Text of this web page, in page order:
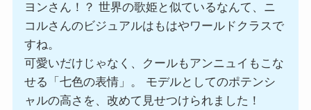
ヨンさん！？ 世界の歌姫と似ているなんて、ニ
コルさんのビジュアルはもはやワールドクラスで
すね。
可愛いだけじゃなく、クールもアンニュイもこな
せる「七色の表情」。 モデルとしてのポテンシ
ャルの高さを、改めて見せつけられました！